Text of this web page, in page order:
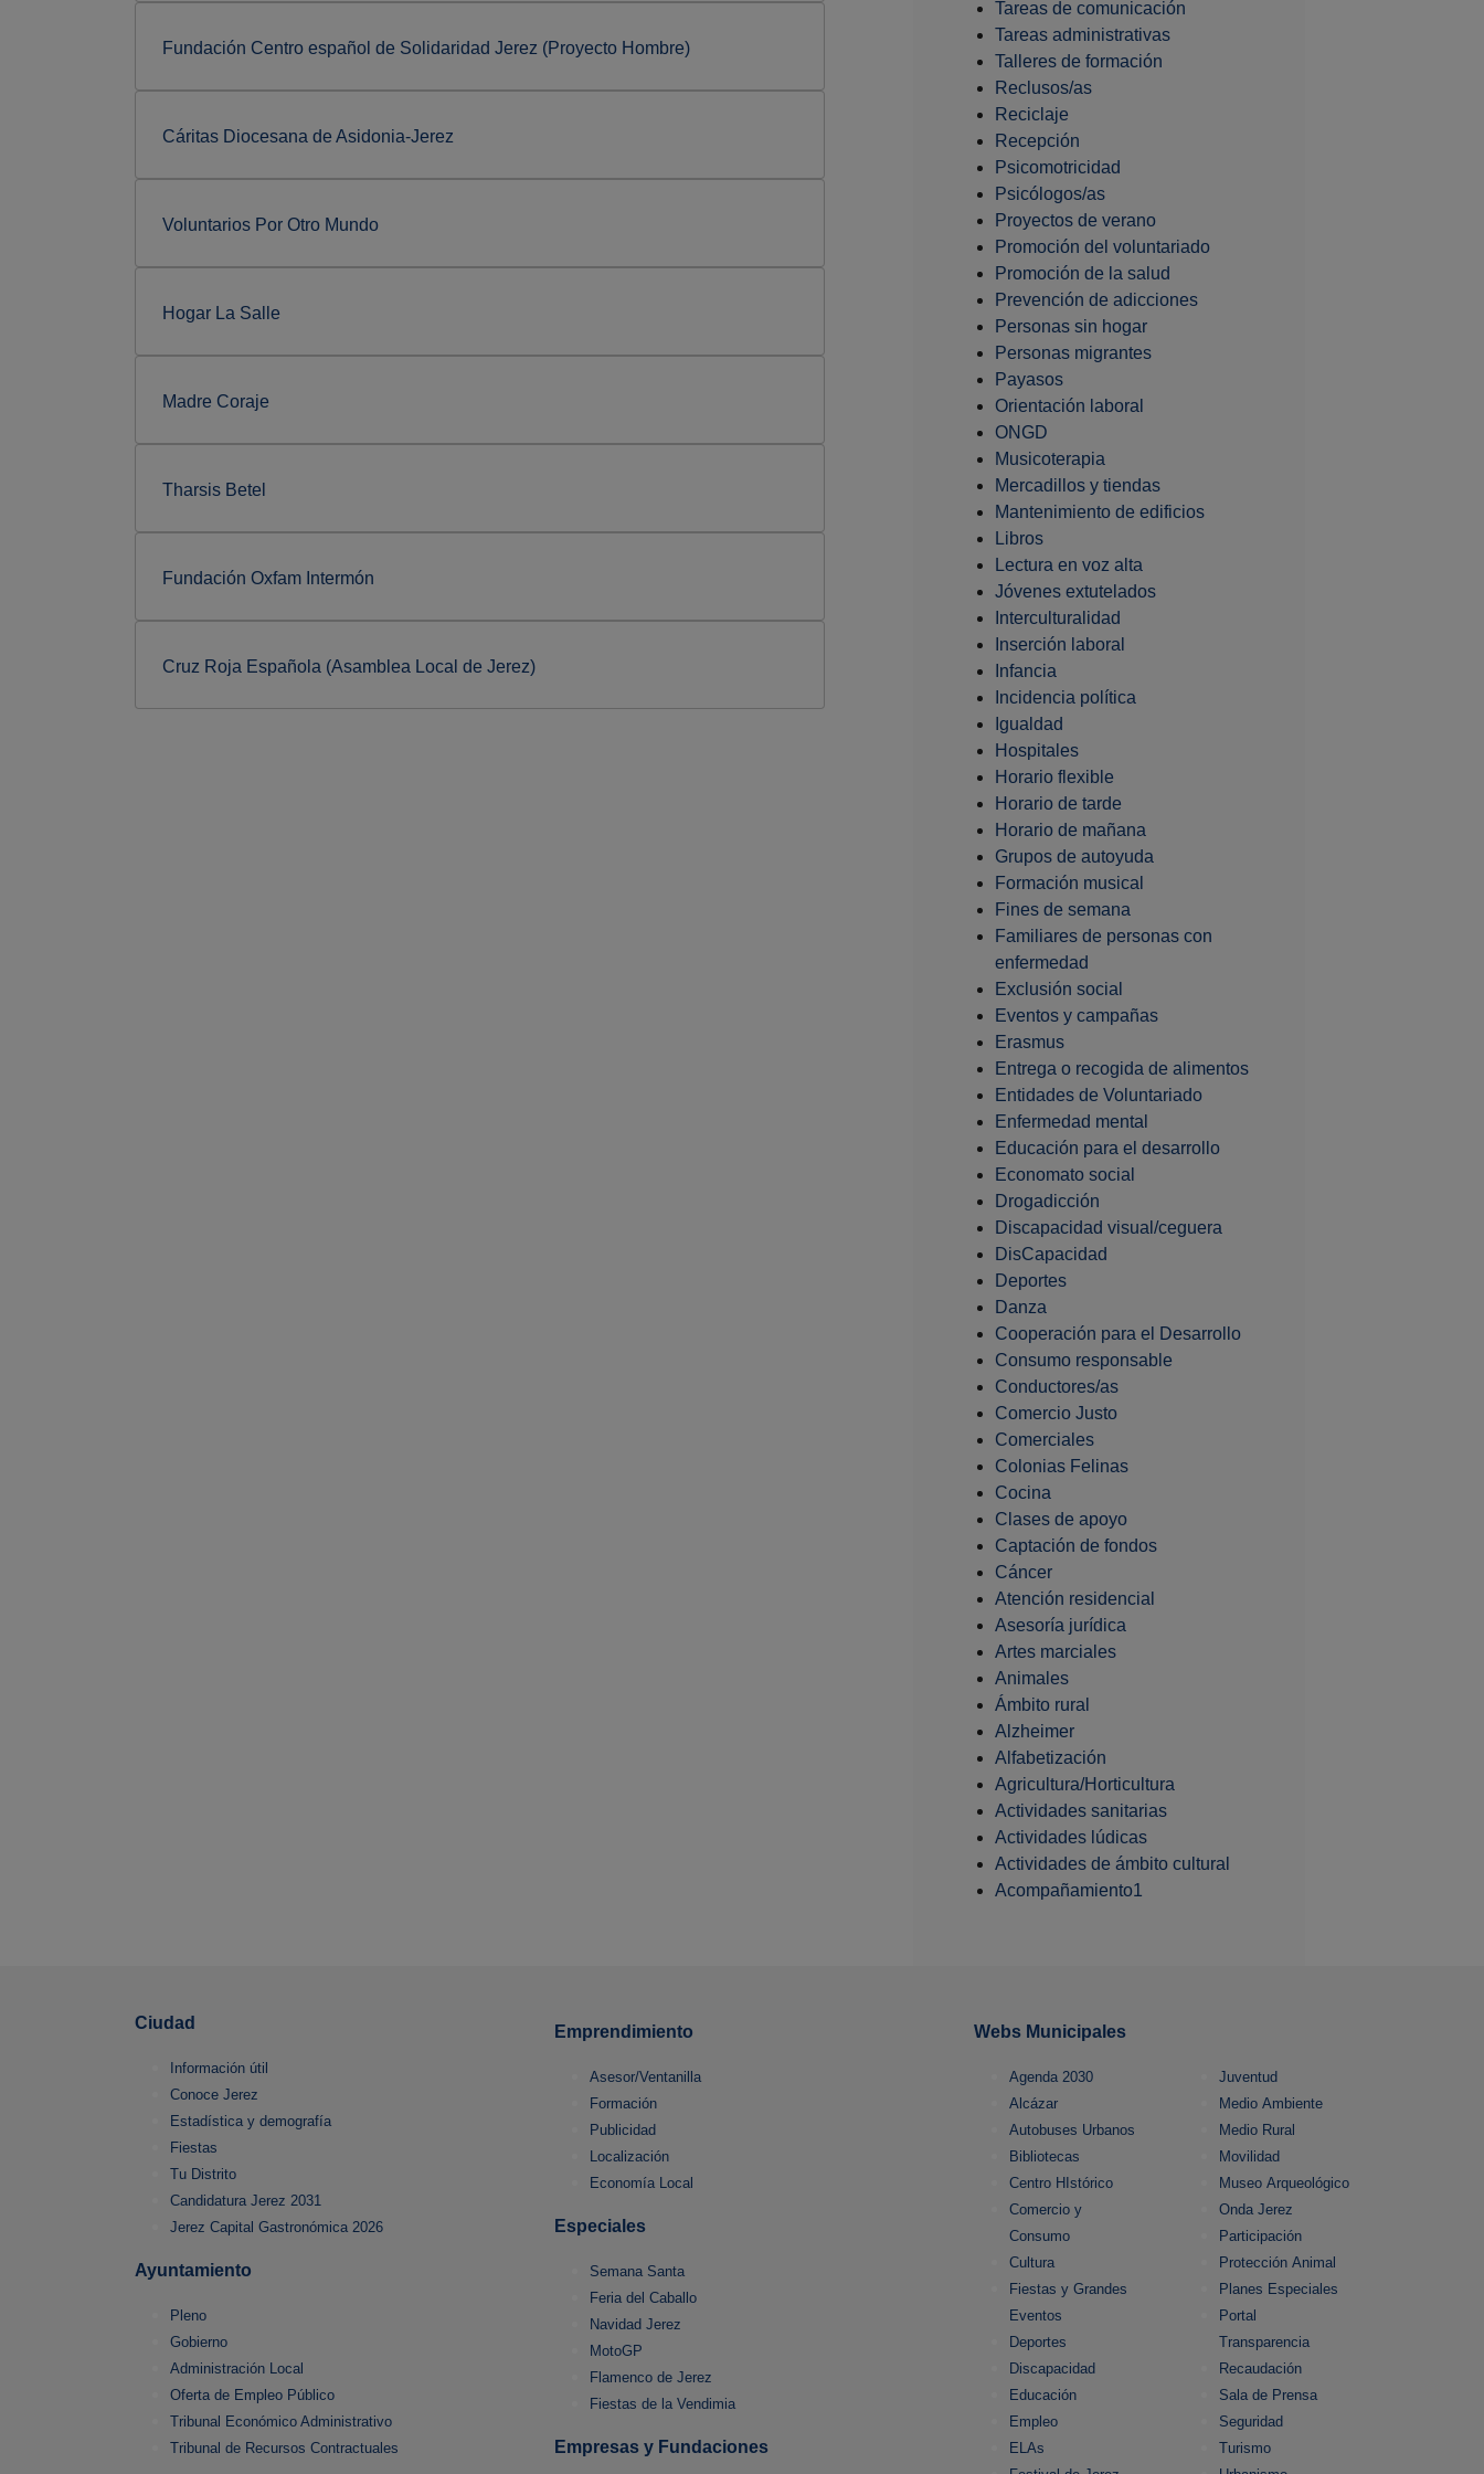
Fundación Centro español de Solidaridad Jerez (Proyecto Hombre)
Cáritas Diocesana de Asidonia-Jerez
Voluntarios Por Otro Mundo
Hogar La Salle
Madre Coraje
Tharsis Betel
Fundación Oxfam Intermón
Cruz Roja Española (Asamblea Local de Jerez)
Tareas de comunicación
Tareas administrativas
Talleres de formación
Reclusos/as
Reciclaje
Recepción
Psicomotricidad
Psicólogos/as
Proyectos de verano
Promoción del voluntariado
Promoción de la salud
Prevención de adicciones
Personas sin hogar
Personas migrantes
Payasos
Orientación laboral
ONGD
Musicoterapia
Mercadillos y tiendas
Mantenimiento de edificios
Libros
Lectura en voz alta
Jóvenes extutelados
Interculturalidad
Inserción laboral
Infancia
Incidencia política
Igualdad
Hospitales
Horario flexible
Horario de tarde
Horario de mañana
Grupos de autoyuda
Formación musical
Fines de semana
Familiares de personas con
enfermedad
Exclusión social
Eventos y campañas
Erasmus
Entrega o recogida de alimentos
Entidades de Voluntariado
Enfermedad mental
Educación para el desarrollo
Economato social
Drogadicción
Discapacidad visual/ceguera
DisCapacidad
Deportes
Danza
Cooperación para el Desarrollo
Consumo responsable
Conductores/as
Comercio Justo
Comerciales
Colonias Felinas
Cocina
Clases de apoyo
Captación de fondos
Cáncer
Atención residencial
Asesoría jurídica
Artes marciales
Animales
Ámbito rural
Alzheimer
Alfabetización
Agricultura/Horticultura
Actividades sanitarias
Actividades lúdicas
Actividades de ámbito cultural
Acompañamiento1
Ciudad
Información útil
Conoce Jerez
Estadística y demografía
Fiestas
Tu Distrito
Candidatura Jerez 2031
Jerez Capital Gastronómica 2026
Ayuntamiento
Pleno
Gobierno
Administración Local
Oferta de Empleo Público
Tribunal Económico Administrativo
Tribunal de Recursos Contractuales
Emprendimiento
Asesor/Ventanilla
Formación
Publicidad
Localización
Economía Local
Especiales
Semana Santa
Feria del Caballo
Navidad Jerez
MotoGP
Flamenco de Jerez
Fiestas de la Vendimia
Empresas y Fundaciones
Webs Municipales
Agenda 2030
Alcázar
Autobuses Urbanos
Bibliotecas
Centro HIstórico
Comercio y
Consumo
Cultura
Fiestas y Grandes
Eventos
Deportes
Discapacidad
Educación
Empleo
ELAs
Juventud
Medio Ambiente
Medio Rural
Movilidad
Museo Arqueológico
Onda Jerez
Participación
Protección Animal
Planes Especiales
Portal
Transparencia
Recaudación
Sala de Prensa
Seguridad
Turismo